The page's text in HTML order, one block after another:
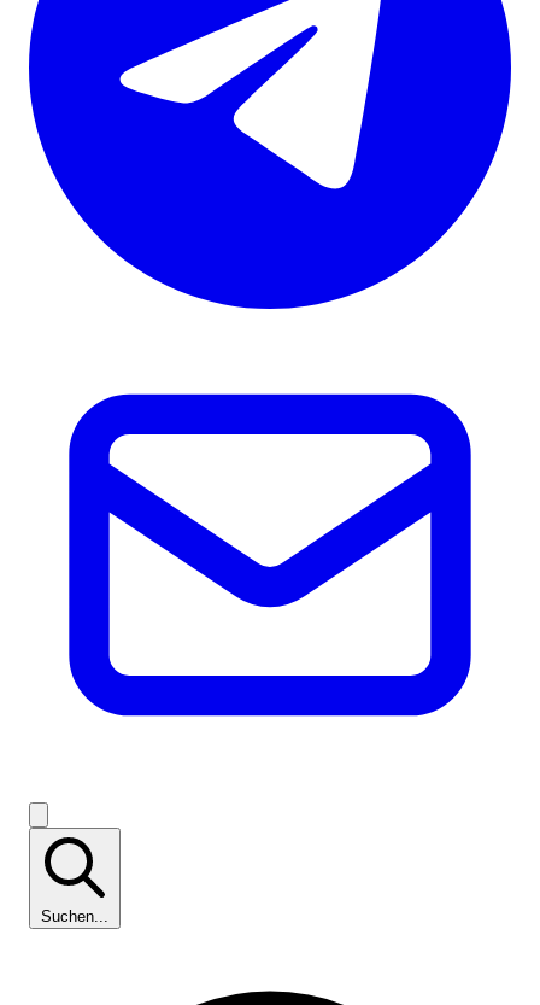
Suchen...